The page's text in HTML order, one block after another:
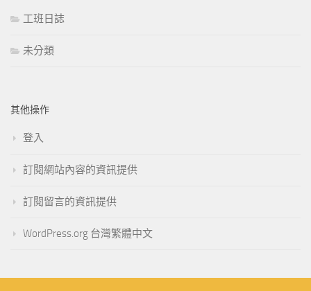
工班日誌
未分類
其他操作
登入
訂閱網站內容的資訊提供
訂閱留言的資訊提供
WordPress.org 台灣繁體中文